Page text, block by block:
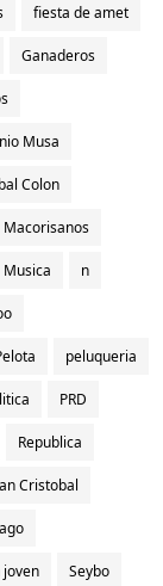
fiesta de amet
Ganaderos
Musa
Colon
Macorisanos
Musica n
peluqueria
PRD
Republica
Cristobal
Seybo